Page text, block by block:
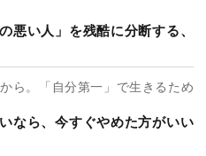
悪い人」を残酷に分断する、
ら。「自分第一」で生きるため
なら、今すぐやめた方がいい